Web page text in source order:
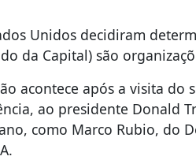
Unidos decidiram
da Capital) são
acontece após a visita do
ao presidente Donald
como Marco Rubio, do